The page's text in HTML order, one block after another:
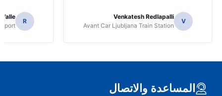
V
Venkatesh Redlapalli
Avant Car Ljubljana Train Station
R
المساعدة والاتصال